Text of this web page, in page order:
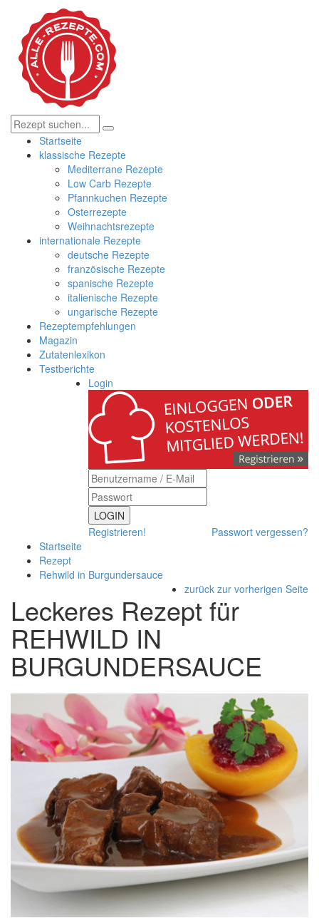
Startseite
klassische Rezepte
Mediterrane Rezepte
Low Carb Rezepte
Pfannkuchen Rezepte
Osterrezepte
Weihnachtsrezepte
internationale Rezepte
deutsche Rezepte
französische Rezepte
spanische Rezepte
italienische Rezepte
ungarische Rezepte
Rezeptempfehlungen
Magazin
Zutatenlexikon
Testberichte
Login
LOGIN
Registrieren!
Passwort vergessen?
Startseite
Rezept
Rehwild in Burgundersauce
zurück zur vorherigen Seite
Leckeres Rezept für
REHWILD IN
BURGUNDERSAUCE